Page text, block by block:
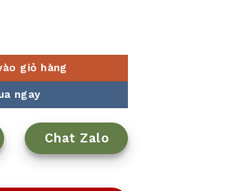
giỏ hàng
ngay
Chat Zalo